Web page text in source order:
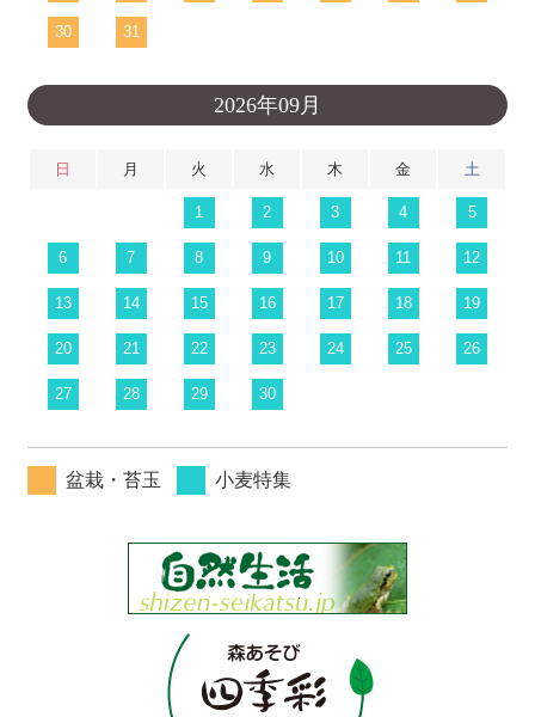
30 31
2026年09月
日 月 火 水 木 金 土
1 2 3 4 5
6 7 8 9 10 11 12
13 14 15 16 17 18 19
20 21 22 23 24 25 26
27 28 29 30
盆栽・苔玉 小麦特集